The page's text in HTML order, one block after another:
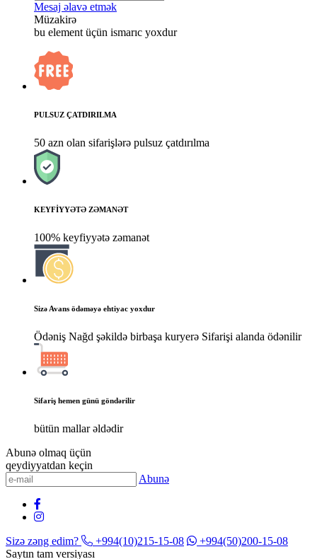
Mesaj əlavə etmək
Müzakirə
bu element üçün ismarıc yoxdur
PULSUZ ÇATDIRILMA
50 azn olan sifarişlərə pulsuz çatdırılma
KEYFİYYƏTƏ ZƏMANƏT
100% keyfiyyətə zəmanət
Sizə Avans ödəməyə ehtiyac yoxdur
Ödəniş Nağd şəkildə birbaşa kuryerə Sifarişi alanda ödənilir
Sifariş hemen günü göndərilir
bütün mallar əldədir
Abunə olmaq üçün
qeydiyyatdan keçin
Abunə
Sizə zəng edim? +994(10)215-15-08
+994(50)200-15-08
Saytın tam versiyası